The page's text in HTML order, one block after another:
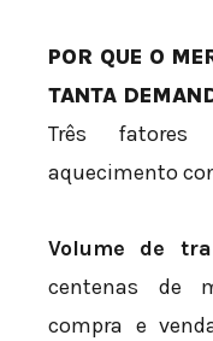
POR QUE O
TANTA
Três fatores
aquecimento
Volume de
centenas de
compra e